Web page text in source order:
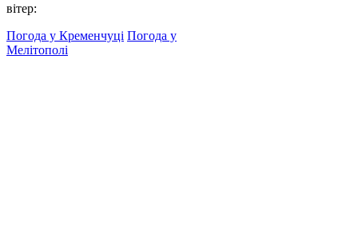
вітер:
Погода у Кременчуці Погода у
Мелітополі